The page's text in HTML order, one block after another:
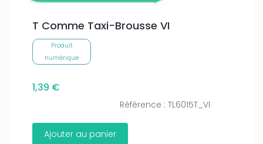
T Comme Taxi-Brousse VI
Produit
numérique
1,39 €
Référence : TL6015T_VI
Ajouter au panier